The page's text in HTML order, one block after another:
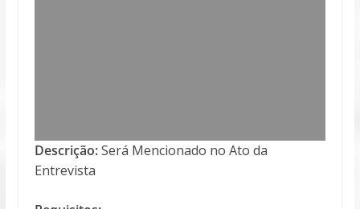
Descrição:Será Mencionado no Ato da
Entrevista